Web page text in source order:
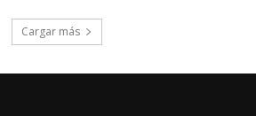
Cargar más